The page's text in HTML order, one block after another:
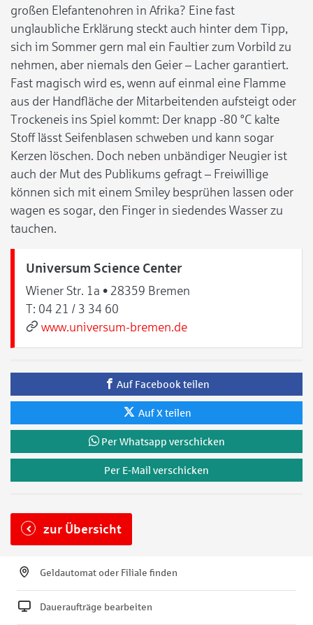
großen Elefantenohren in Afrika? Eine fast
unglaubliche Erklärung steckt auch hinter dem Tipp,
sich im Sommer gern mal ein Faultier zum Vorbild zu
nehmen, aber niemals den Geier – Lacher garantiert.
Fast magisch wird es, wenn auf einmal eine Flamme
aus der Handfläche der Mitarbeitenden aufsteigt oder
Trockeneis ins Spiel kommt: Der knapp -80 °C kalte
Stoff lässt Seifenblasen schweben und kann sogar
Kerzen löschen. Doch neben unbändiger Neugier ist
auch der Mut des Publikums gefragt – Freiwillige
können sich mit einem Smiley besprühen lassen oder
wagen es sogar, den Finger in siedendes Wasser zu
tauchen.
Universum Science Center
Wiener Str. 1a • 28359 Bremen
T: 04 21 / 3 34 60
www.universum-bremen.de
Auf Facebook teilen
Auf X teilen
Per Whatsapp verschicken
Per E-Mail verschicken
zur Übersicht
Geldautomat oder Filiale finden
Daueraufträge bearbeiten